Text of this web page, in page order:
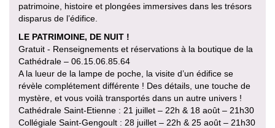
patrimoine, histoire et plongées immersives dans les trésors
disparus de l’édifice.
LE PATRIMOINE, DE NUIT !
Gratuit - Renseignements et réservations à la boutique de la
Cathédrale – 06.15.06.85.64
A la lueur de la lampe de poche, la visite d’un édifice se
révèle complétement différente ! Des détails, une touche de
mystère, et vous voilà transportés dans un autre univers !
Cathédrale Saint-Etienne : 21 juillet – 22h & 18 août – 21h30
Collégiale Saint-Gengoult : 28 juillet – 22h & 25 août – 21h30